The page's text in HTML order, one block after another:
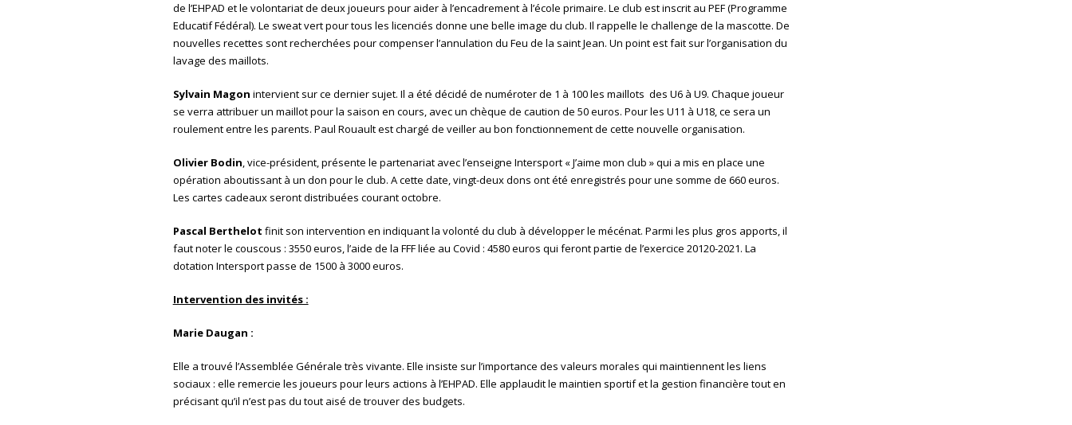
de l’EHPAD et le volontariat de deux joueurs pour aider à l’encadrement à l’école primaire. Le club est inscrit au PEF (Programme
Educatif Fédéral). Le sweat vert pour tous les licenciés donne une belle image du club. Il rappelle le challenge de la mascotte. De
nouvelles recettes sont recherchées pour compenser l’annulation du Feu de la saint Jean. Un point est fait sur l’organisation du
lavage des maillots.
Sylvain Magon intervient sur ce dernier sujet. Il a été décidé de numéroter de 1 à 100 les maillots des U6 à U9. Chaque joueur
se verra attribuer un maillot pour la saison en cours, avec un chèque de caution de 50 euros. Pour les U11 à U18, ce sera un
roulement entre les parents. Paul Rouault est chargé de veiller au bon fonctionnement de cette nouvelle organisation.
Olivier Bodin, vice-président, présente le partenariat avec l’enseigne Intersport « J’aime mon club » qui a mis en place une
opération aboutissant à un don pour le club. A cette date, vingt-deux dons ont été enregistrés pour une somme de 660 euros.
Les cartes cadeaux seront distribuées courant octobre.
Pascal Berthelot finit son intervention en indiquant la volonté du club à développer le mécénat. Parmi les plus gros apports, il
faut noter le couscous : 3550 euros, l’aide de la FFF liée au Covid : 4580 euros qui feront partie de l’exercice 20120-2021. La
dotation Intersport passe de 1500 à 3000 euros.
Intervention des invités :
Marie Daugan :
Elle a trouvé l’Assemblée Générale très vivante. Elle insiste sur l’importance des valeurs morales qui maintiennent les liens
sociaux : elle remercie les joueurs pour leurs actions à l’EHPAD. Elle applaudit le maintien sportif et la gestion financière tout en
précisant qu’il n’est pas du tout aisé de trouver des budgets.